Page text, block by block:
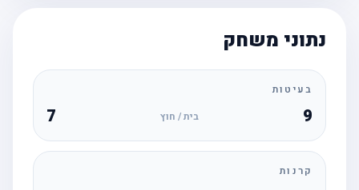
נתוני משחק
בעיטות
בית / חוץ
קרנות